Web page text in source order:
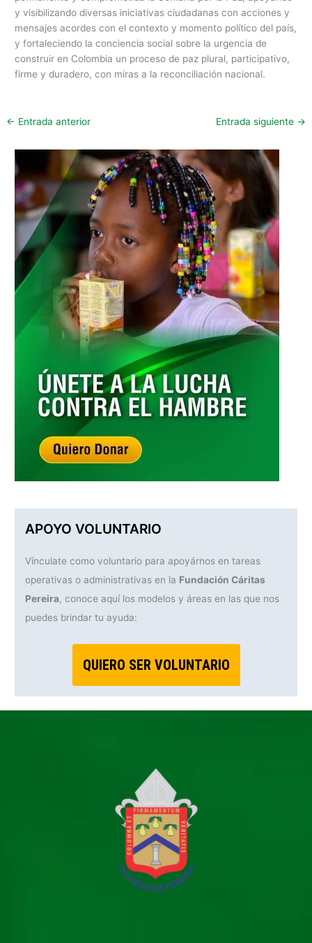
y visibilizando diversas iniciativas ciudadanas con acciones y
mensajes acordes con el contexto y momento político del país,
y fortaleciendo la conciencia social sobre la urgencia de
construir en Colombia un proceso de paz plural, participativo,
firme y duradero, con miras a la reconciliación nacional.
← Entrada anterior Entrada siguiente →
APOYO VOLUNTARIO
Vínculate como voluntario para apoyárnos en tareas
operativas o administrativas en la Fundación Cáritas
Pereira, conoce aquí los modelos y áreas en las que nos
puedes brindar tu ayuda:
QUIERO SER VOLUNTARIO